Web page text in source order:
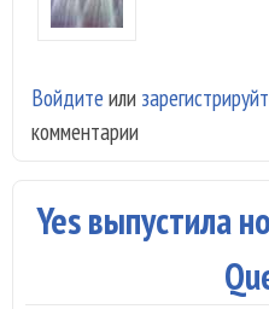
Войдите или
комментарии
Yes выпустила